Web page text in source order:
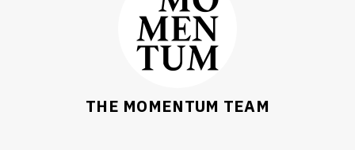
THE MOMENTUM TEAM